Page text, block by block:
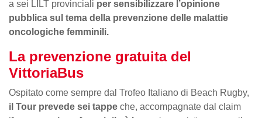
a sei LILT provinciali per sensibilizzare l’opinione
pubblica sul tema della prevenzione delle malattie
oncologiche femminili.
La prevenzione gratuita del
VittoriaBus
Ospitato come sempre dal Trofeo Italiano di Beach Rugby,
il Tour prevede sei tappe che, accompagnate dal claim